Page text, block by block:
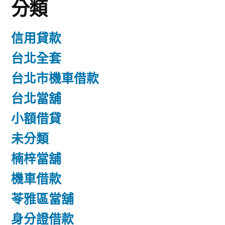
分類
信用貸款
台北全套
台北市機車借款
台北當舖
小額借貸
未分類
楠梓當舖
機車借款
苓雅區當舖
身分證借款